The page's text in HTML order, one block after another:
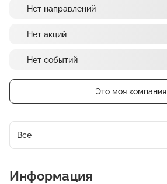
Нет направлений
Нет акций
Нет событий
Это моя компания
Все
Информация